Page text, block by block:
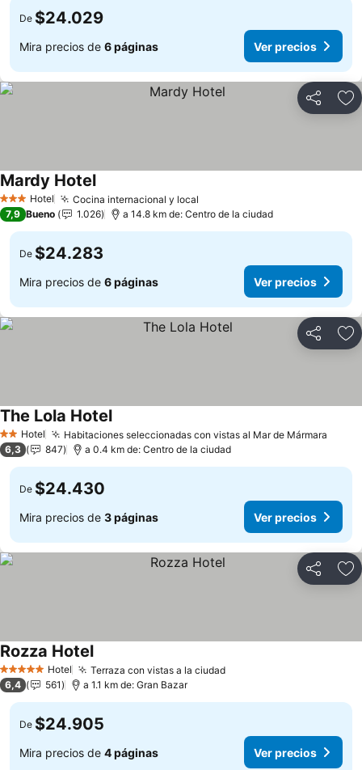
De $24.029
Mira precios de 6 páginas Ver precios
Compartir
3 Estrellas
Hotel Cocina internacional y local
Mardy Hotel
7,9 Bueno 1.026 a 14.8 km de: Centro de la ciudad
De $24.283
Mira precios de 6 páginas Ver precios
Compartir
2 Estrellas
Hotel Habitaciones seleccionadas con vistas al Mar de Mármara
The Lola Hotel
6,3 847 a 0.4 km de: Centro de la ciudad
De $24.430
Mira precios de 3 páginas Ver precios
Compartir
5 Estrellas Hotel Terraza con vistas a la ciudad
Rozza Hotel
6,4 561 a 1.1 km de: Gran Bazar
De $24.905
Mira precios de 4 páginas Ver precios